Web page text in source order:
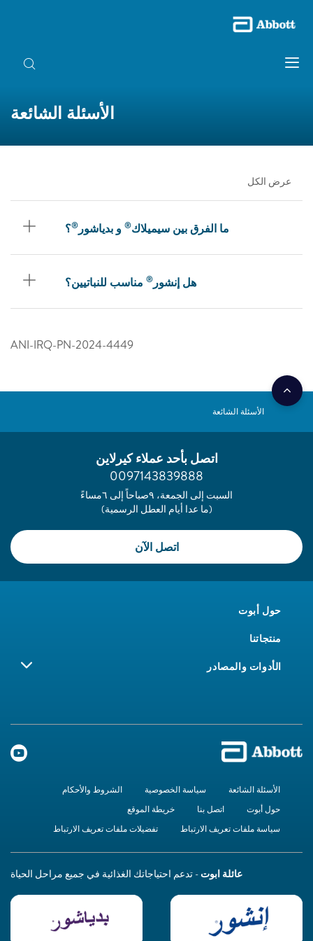
الأسئلة الشائعة
عرض الكل
ما الفرق بين سيميلاك® و بدياشور®؟
هل إنشور® مناسب للنباتيين؟
ANI-IRQ-PN-2024-4449
الأسئلة الشائعة
اتصل بأحد عملاء كيرلاين
0097143839888
السبت إلى الجمعة، ٩صباحاً إلى ٦مساءً
(ما عدا أيام العطل الرسمية)
اتصل الآن
حول أبوت
منتجاتنا
الأدوات والمصادر
الأسئلة الشائعة سياسة الخصوصية
الشروط والأحكام
حول أبوت
اتصل بنا
خريطة الموقع
سياسة ملفات تعريف الارتباط
تفضيلات ملفات تعريف الارتباط
عائلة ابوت - تدعم احتياجاتك الغذائية في جميع مراحل الحياة